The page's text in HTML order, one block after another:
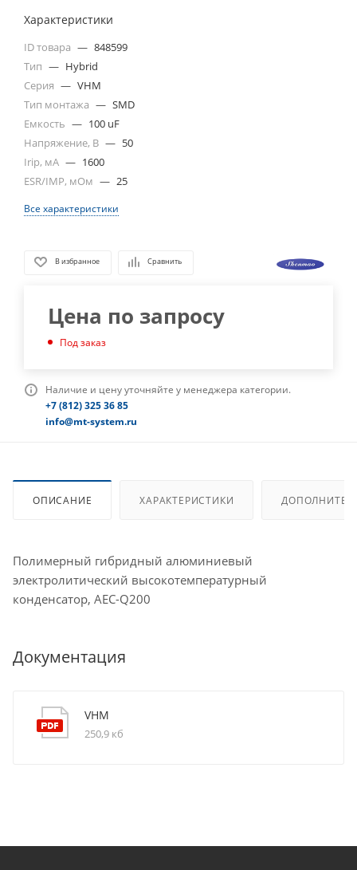
Характеристики
ID товара — 848599
Тип — Hybrid
Серия — VHM
Тип монтажа — SMD
Емкость — 100 uF
Напряжение, В — 50
Irip, мА — 1600
ESR/IMP, мОм — 25
Все характеристики
В избранное Сравнить
Цена по запросу
Под заказ
Наличие и цену уточняйте у менеджера категории.
+7 (812) 325 36 85
info@mt-system.ru
ОПИСАНИЕ ХАРАКТЕРИСТИКИ
Полимерный гибридный алюминиевый
электролитический высокотемпературный
конденсатор, AEC-Q200
Документация
VHM
250,9 кб